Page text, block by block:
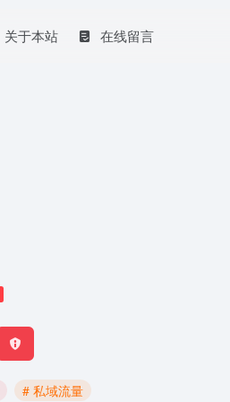
关于本站 在线留言
# 私域流量